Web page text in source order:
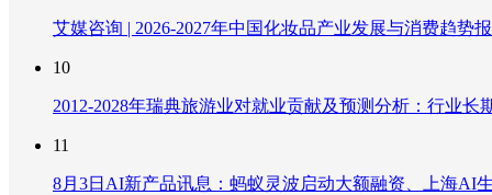
艾媒咨询 | 2026-2027年中国化妆品产业发展与消费趋势
10
2012-2028年瑞典旅游业对就业贡献及预测分析：行业
11
8月3日AI新产品讯息：蚂蚁灵波启动大额融资、上海AI